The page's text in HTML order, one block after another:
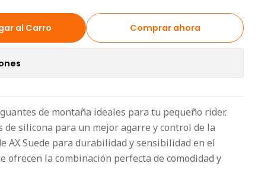
al Carro Comprar ahora
de montaña ideales para tu pequeño rider.
de silicona para un mejor agarre y control de la
AX Suede para durabilidad y sensibilidad en el
ofrecen la combinación perfecta de comodidad y